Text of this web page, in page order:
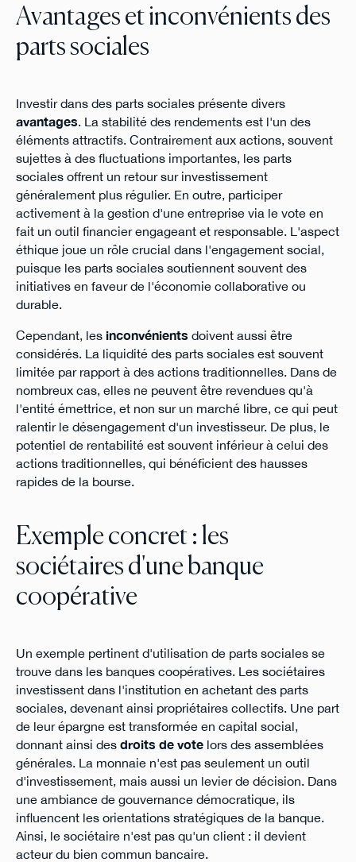
Avantages et inconvénients des
parts sociales
Investir dans des parts sociales présente divers
avantages. La stabilité des rendements est l'un des
éléments attractifs. Contrairement aux actions, souvent
sujettes à des fluctuations importantes, les parts
sociales offrent un retour sur investissement
généralement plus régulier. En outre, participer
activement à la gestion d'une entreprise via le vote en
fait un outil financier engageant et responsable. L'aspect
éthique joue un rôle crucial dans l'engagement social,
puisque les parts sociales soutiennent souvent des
initiatives en faveur de l'économie collaborative ou
durable.
Cependant, les inconvénients doivent aussi être
considérés. La liquidité des parts sociales est souvent
limitée par rapport à des actions traditionnelles. Dans de
nombreux cas, elles ne peuvent être revendues qu'à
l'entité émettrice, et non sur un marché libre, ce qui peut
ralentir le désengagement d'un investisseur. De plus, le
potentiel de rentabilité est souvent inférieur à celui des
actions traditionnelles, qui bénéficient des hausses
rapides de la bourse.
Exemple concret : les
sociétaires d'une banque
coopérative
Un exemple pertinent d'utilisation de parts sociales se
trouve dans les banques coopératives. Les sociétaires
investissent dans l'institution en achetant des parts
sociales, devenant ainsi propriétaires collectifs. Une part
de leur épargne est transformée en capital social,
donnant ainsi des droits de votelors des assemblées
générales. La monnaie n'est pas seulement un outil
d'investissement, mais aussi un levier de décision. Dans
une ambiance de gouvernance démocratique, ils
influencent les orientations stratégiques de la banque.
Ainsi, le sociétaire n'est pas qu'un client : il devient
acteur du bien commun bancaire.